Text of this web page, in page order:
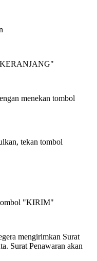
menekan tombol
tekan tombol
tombol "KIRIM"
mengirimkan Surat
Surat Penawaran akan